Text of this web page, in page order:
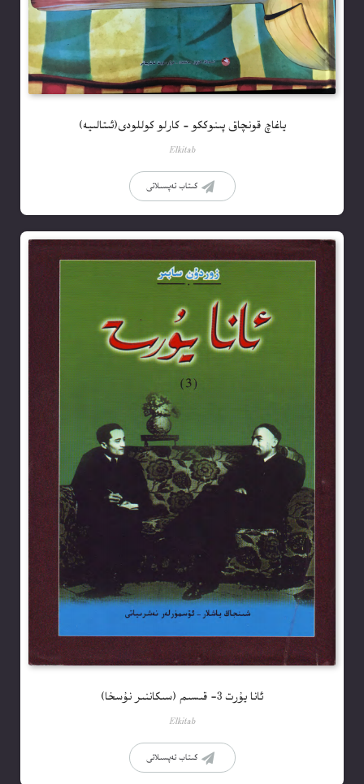
ياغاچ قونچاق پىنوككو – كارلو كوللودى(ئىتالىيە)
Elkitab
كىتاب تەپسىلاتى
ئانا يۇرت 3- قىسىم (سىكاننىر نۇسخا)
Elkitab
كىتاب تەپسىلاتى